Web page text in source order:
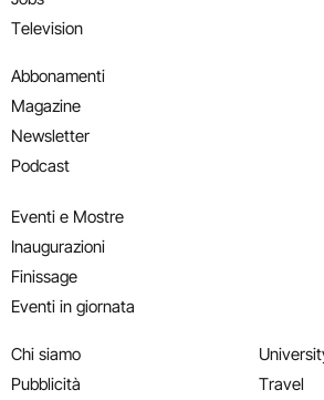
Television
Abbonamenti
Magazine
Newsletter
Podcast
Eventi e Mostre
Inaugurazioni
Finissage
Eventi in giornata
Chi siamo
Pubblicità
Travel